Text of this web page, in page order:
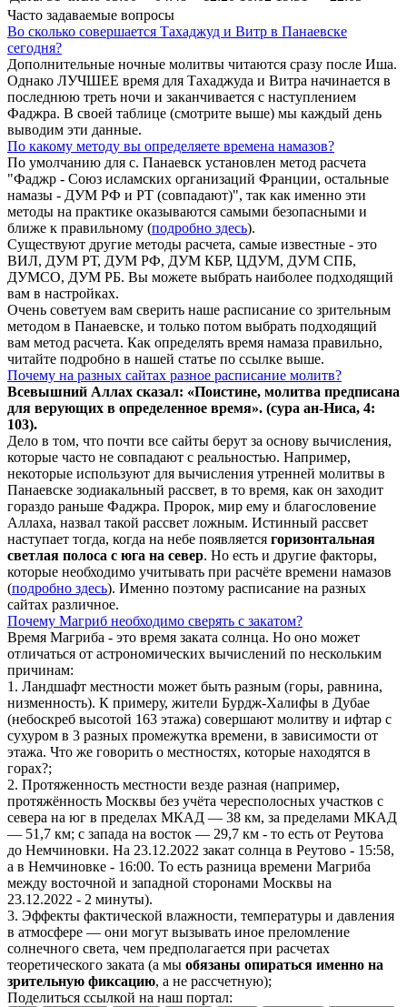
Часто задаваемые вопросы
Во сколько совершается Тахаджуд и Витр в Панаевске
сегодня?
Дополнительные ночные молитвы читаются сразу после Иша.
Однако ЛУЧШЕЕ время для Тахаджуда и Витра начинается в
последнюю треть ночи и заканчивается с наступлением
Фаджра. В своей таблице (смотрите выше) мы каждый день
выводим эти данные.
По какому методу вы определяете времена намазов?
По умолчанию для с. Панаевск установлен метод расчета
"Фаджр - Союз исламских организаций Франции, остальные
намазы - ДУМ РФ и РТ (совпадают)", так как именно эти
методы на практике оказываются самыми безопасными и
ближе к правильному (подробно здесь).
Существуют другие методы расчета, самые известные - это
ВИЛ, ДУМ РТ, ДУМ РФ, ДУМ КБР, ЦДУМ, ДУМ СПБ,
ДУМСО, ДУМ РБ. Вы можете выбрать наиболее подходящий
вам в настройках.
Очень советуем вам сверить наше расписание со зрительным
методом в Панаевске, и только потом выбрать подходящий
вам метод расчета. Как определять время намаза правильно,
читайте подробно в нашей статье по ссылке выше.
Почему на разных сайтах разное расписание молитв?
Всевышний Аллах сказал: «Поистине, молитва предписана
для верующих в определенное время». (сура ан-Ниса, 4:
103).
Дело в том, что почти все сайты берут за основу вычисления,
которые часто не совпадают с реальностью. Например,
некоторые используют для вычисления утренней молитвы в
Панаевске зодиакальный рассвет, в то время, как он заходит
гораздо раньше Фаджра. Пророк, мир ему и благословение
Аллаха, назвал такой рассвет ложным. Истинный рассвет
наступает тогда, когда на небе появляется горизонтальная
светлая полоса с юга на север. Но есть и другие факторы,
которые необходимо учитывать при расчёте времени намазов
(подробно здесь). Именно поэтому расписание на разных
сайтах различное.
Почему Магриб необходимо сверять с закатом?
Время Магриба - это время заката солнца. Но оно может
отличаться от астрономических вычислений по нескольким
причинам:
1. Ландшафт местности может быть разным (горы, равнина,
низменность). К примеру, жители Бурдж-Халифы в Дубае
(небоскреб высотой 163 этажа) совершают молитву и ифтар с
сухуром в 3 разных промежутка времени, в зависимости от
этажа. Что же говорить о местностях, которые находятся в
горах?;
2. Протяженность местности везде разная (например,
протяжённость Москвы без учёта чересполосных участков с
севера на юг в пределах МКАД — 38 км, за пределами МКАД
— 51,7 км; с запада на восток — 29,7 км - то есть от Реутова
до Немчиновки. На 23.12.2022 закат солнца в Реутово - 15:58,
а в Немчиновке - 16:00. То есть разница времени Магриба
между восточной и западной сторонами Москвы на
23.12.2022 - 2 минуты).
3. Эффекты фактической влажности, температуры и давления
в атмосфере — они могут вызывать иное преломление
солнечного света, чем предполагается при расчетах
теоретического заката (а мы обязаны опираться именно на
зрительную фиксацию, а не рассчетную);
Поделиться ссылкой на наш портал: